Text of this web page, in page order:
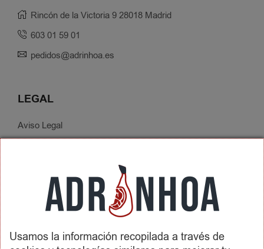
Rincón de la Victoria 9 28018 Madrid
603 01 59 01
pedidos@adrinhoa.es
LEGAL
Aviso Legal
Condiciones de Contratación
Envíos y Devoluciones
SOBRE ADRINHOA
Conócenos
Usamos la información recopilada a través de